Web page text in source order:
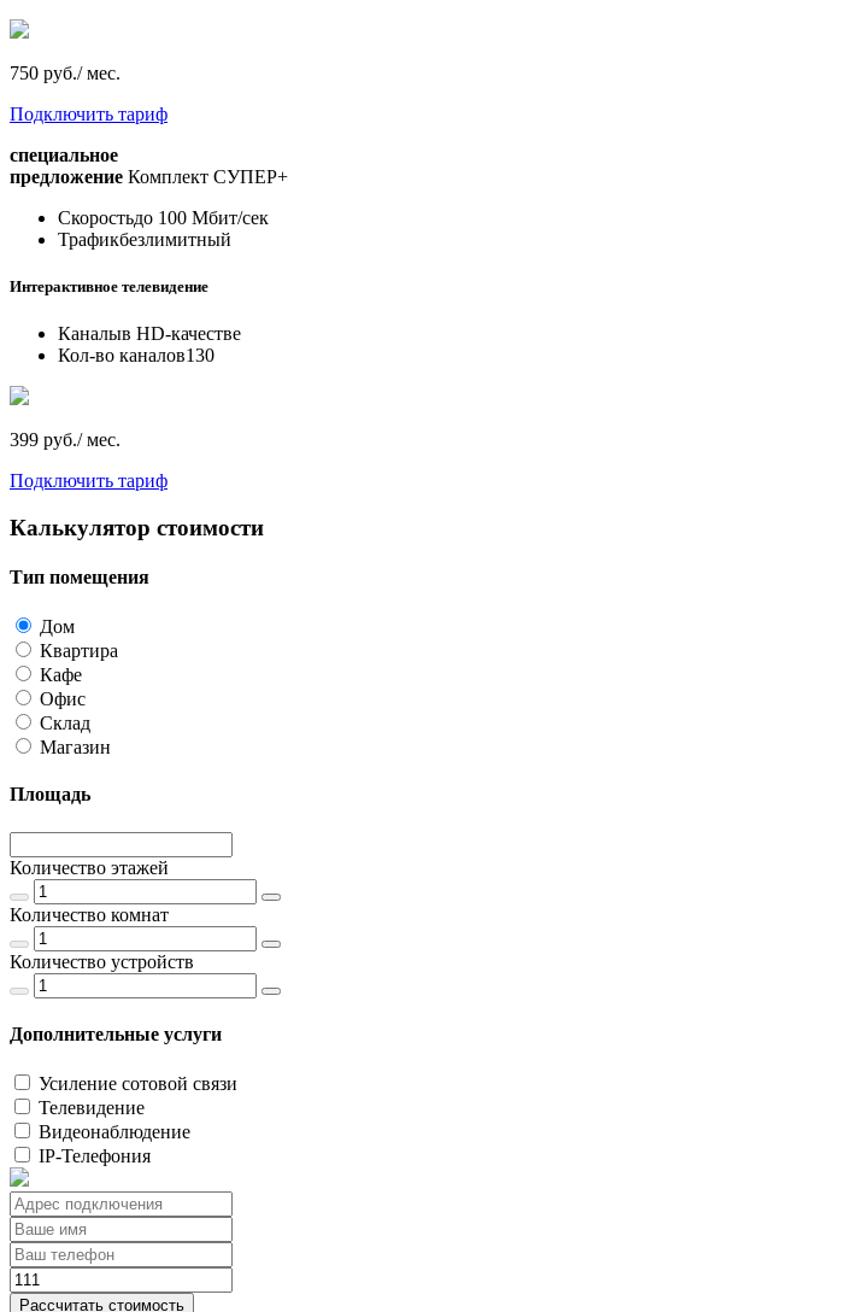
750 руб./ мес.
Подключить тариф
специальное
предложение Комплект СУПЕР+
Скоростьдо 100 Мбит/сек
Трафикбезлимитный
Интерактивное телевидение
Каналыв HD-качестве
Кол-во каналов130
399 руб./ мес.
Подключить тариф
Калькулятор стоимости
Тип помещения
Дом
Квартира
Кафе
Офис
Склад
Магазин
Площадь
Количество этажей
Количество комнат
Количество устройств
Дополнительные услуги
Усиление сотовой связи
Телевидение
Видеонаблюдение
IP-Телефония
Рассчитать стоимость